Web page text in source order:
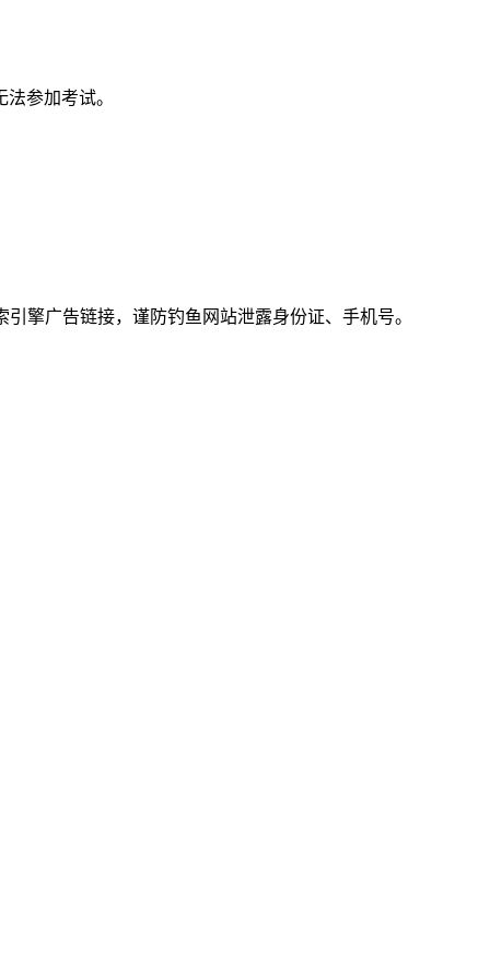
法参加考试。
引擎广告链接，谨防钓鱼网站泄露身份证、手机号。